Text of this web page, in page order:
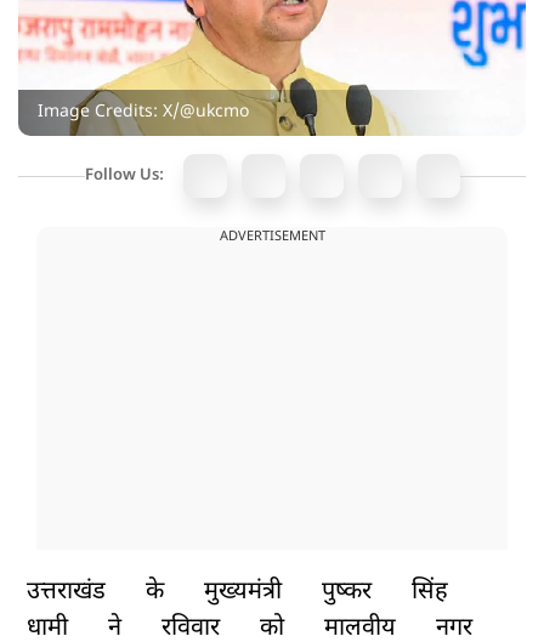
Image Credits: X/@ukcmo
Follow Us:
ADVERTISEMENT
उत्तराखंड के मुख्यमंत्री पुष्कर
सिंह
धामी
ने रविवार को मालवीय
नगर